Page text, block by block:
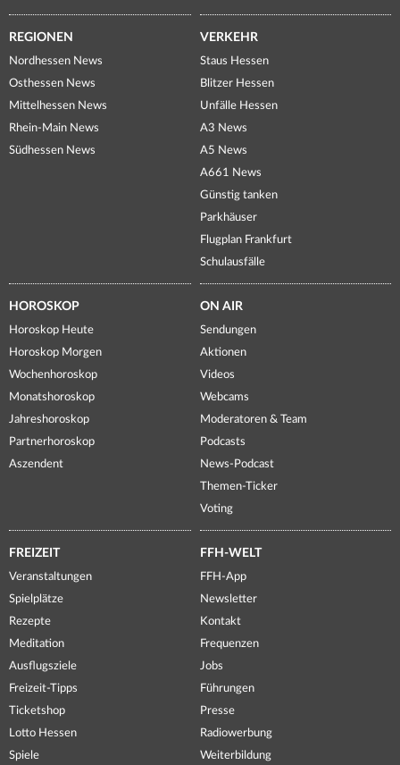
REGIONEN
Nordhessen News
Osthessen News
Mittelhessen News
Rhein-Main News
Südhessen News
VERKEHR
Staus Hessen
Blitzer Hessen
Unfälle Hessen
A3 News
A5 News
A661 News
Günstig tanken
Parkhäuser
Flugplan Frankfurt
Schulausfälle
HOROSKOP
Horoskop Heute
Horoskop Morgen
Wochenhoroskop
Monatshoroskop
Jahreshoroskop
Partnerhoroskop
Aszendent
ON AIR
Sendungen
Aktionen
Videos
Webcams
Moderatoren & Team
Podcasts
News-Podcast
Themen-Ticker
Voting
FREIZEIT
Veranstaltungen
Spielplätze
Rezepte
Meditation
Ausflugsziele
Freizeit-Tipps
Ticketshop
Lotto Hessen
Spiele
FFH-WELT
FFH-App
Newsletter
Kontakt
Frequenzen
Jobs
Führungen
Presse
Radiowerbung
Weiterbildung